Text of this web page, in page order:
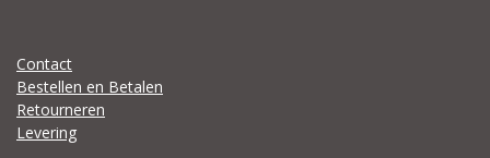
Contact
Bestellen en Betalen
Retourneren
Levering